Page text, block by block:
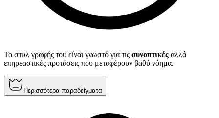
Το στυλ γραφής του είναι γνωστό για τις συνοπτικές αλλά
επηρεαστικές προτάσεις που μεταφέρουν βαθύ νόημα.
Περισσότερα παραδείγματα